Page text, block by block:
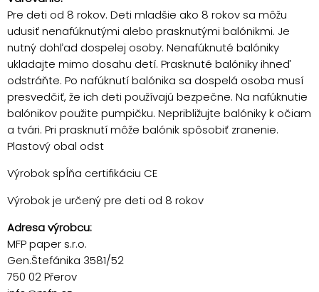
Pre deti od 8 rokov. Deti mladšie ako 8 rokov sa môžu
udusiť nenafúknutými alebo prasknutými balónikmi. Je
nutný dohľad dospelej osoby. Nenafúknuté balóniky
ukladajte mimo dosahu detí. Prasknuté balóniky ihneď
odstráňte. Po nafúknutí balónika sa dospelá osoba musí
presvedčiť, že ich deti používajú bezpečne. Na nafúknutie
balónikov použite pumpičku. Nepribližujte balóniky k očiam
a tvári. Pri prasknutí môže balónik spôsobiť zranenie.
Plastový obal odst
Výrobok spĺňa certifikáciu CE
Výrobok je určený pre deti od 8 rokov
Adresa výrobcu:
MFP paper s.r.o.
Gen.Štefánika 3581/52
750 02 Přerov